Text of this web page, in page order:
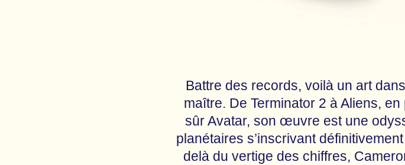
Battre des records, voilà un art
maître. De Terminator 2 à Aliens,
sûr Avatar, son œuvre est une
planétaires s’inscrivant
delà du vertige des chiffres,